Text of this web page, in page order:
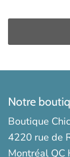
Notre
Boutique
4220 rue de
Montréal QC